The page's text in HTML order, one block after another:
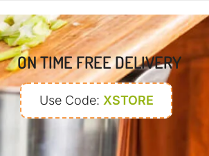
ON TIME FREE DELIVERY
Use Code: XSTORE